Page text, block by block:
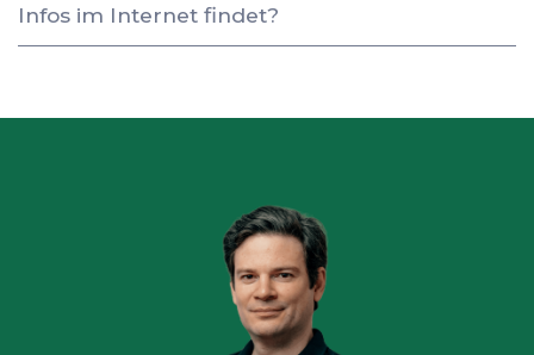
Infos im Internet findet?